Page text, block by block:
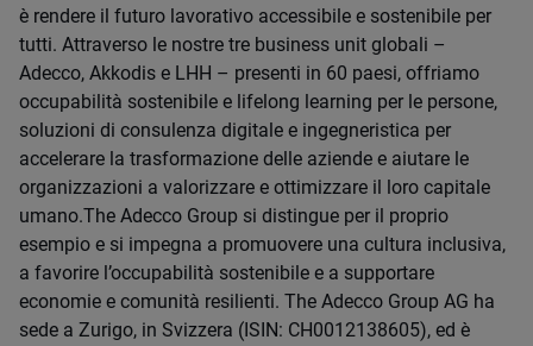
è rendere il futuro lavorativo accessibile e sostenibile per
tutti. Attraverso le nostre tre business unit globali –
Adecco, Akkodis e LHH – presenti in 60 paesi, offriamo
occupabilità sostenibile e lifelong learning per le persone,
soluzioni di consulenza digitale e ingegneristica per
accelerare la trasformazione delle aziende e aiutare le
organizzazioni a valorizzare e ottimizzare il loro capitale
umano.The Adecco Group si distingue per il proprio
esempio e si impegna a promuovere una cultura inclusiva,
a favorire l’occupabilità sostenibile e a supportare
economie e comunità resilienti. The Adecco Group AG ha
sede a Zurigo, in Svizzera (ISIN: CH0012138605), ed è